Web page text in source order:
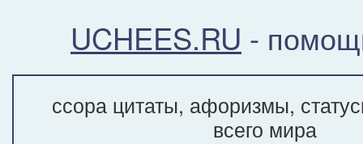
UCHEES.RU -
ссора цитаты, афоризмы,
всего мира